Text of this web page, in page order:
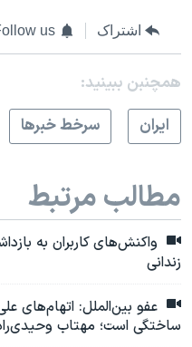
اشتراک us
همچنبن ببینید:
ايران
سرخط خبرها
مطالب مرتبط
واکنش‌های کاربران به
زندانی
عفو بین‌الملل: اتهام‌های
ساختگی است؛ مهتاب